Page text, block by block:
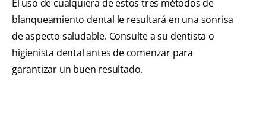
El uso de cualquiera de estos tres métodos de
blanqueamiento dental le resultará en una sonrisa
de aspecto saludable. Consulte a su dentista o
higienista dental antes de comenzar para
garantizar un buen resultado.